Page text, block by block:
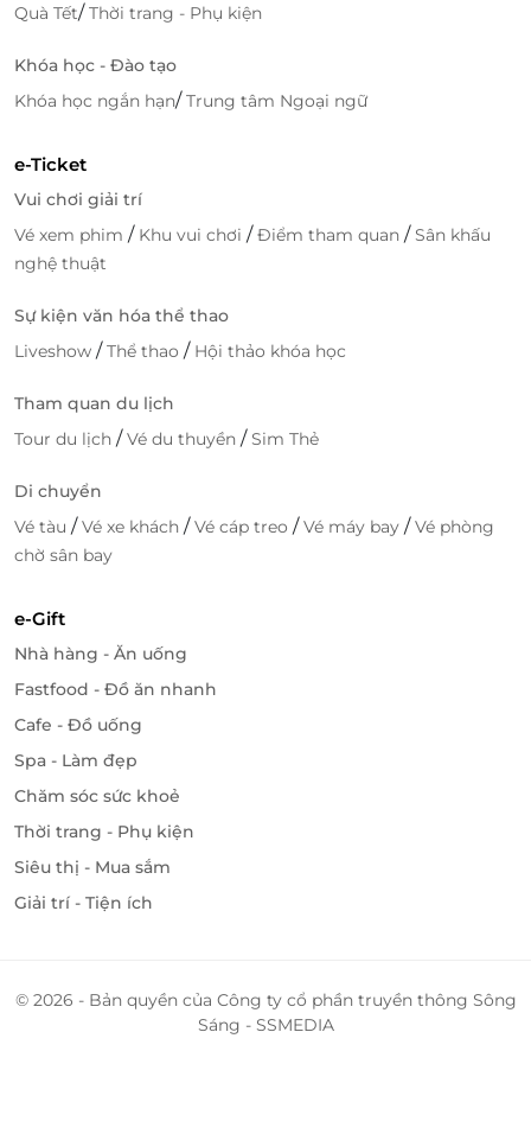
LifeLink cung cấp một quy trình đặt chỗ đơn giản và
nhanh chóng, giúp bạn dễ dàng mua voucher và lên
bất kỳ phiền phức nào.
2N1Đ tại La Fleur Glambing trên LifeLink để tận
hưởng những ưu đãi hấp dẫn và trải nghiệm kỳ nghỉ
tuyệt đẹp của Lâm Đồng. Đừng bỏ lỡ cơ hội này để
có một kỳ nghỉ hoàn hảo với mức giá tốt nhất.
Truy cậpLifeLinkđể khám phá nhiều deal du lịch,
nghỉ dưỡng bạn nhé!
Quà Tết/Thời trang - Phụ kiện
Khóa học - Đào tạo
Khóa học ngắn hạn/Trung tâm Ngoại ngữ
e-Ticket
Vui chơi giải trí
Vé xem phim / Khu vui chơi /Điểm tham quan /Sân khấu
nghệ thuật
Sự kiện văn hóa thể thao
Liveshow /Thể thao / Hội thảo khóa học
Tham quan du lịch
Tour du lịch /Vé du thuyền /Sim Thẻ
Di chuyển
Vé tàu /Vé xe khách /Vé cáp treo /Vé máy bay /Vé phòng
chờ sân bay
e-Gift
Nhà hàng - Ăn uống
Fastfood - Đồ ăn nhanh
Cafe - Đồ uống
Spa - Làm đẹp
Chăm sóc sức khoẻ
Thời trang - Phụ kiện
Siêu thị - Mua sắm
Giải trí - Tiện ích
© 2026 - Bản quyền của Công ty cổ phần truyền thông Sông
Sáng - SSMEDIA